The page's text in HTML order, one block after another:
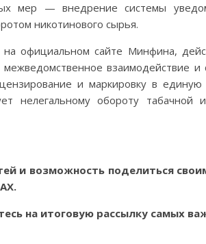
мер — внедрение системы
никотинового сырья.
на официальном сайте Минфина,
межведомственное взаимодействие
и маркировку в
нелегальному обороту
и возможность поделиться
.
на итоговую рассылку самых